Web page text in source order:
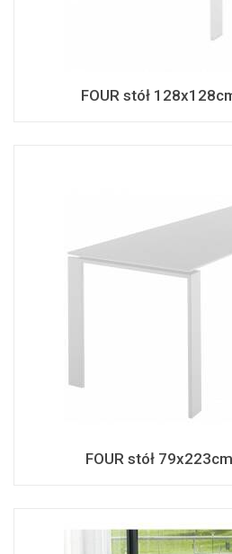
FOUR stół
FOUR stół